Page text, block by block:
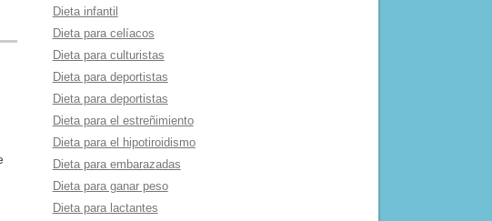
Dieta infantil
Dieta para celí­acos
Dieta para culturistas
Dieta para deportistas
Dieta para deportistas
Dieta para el estreñimiento
Dieta para el hipotiroidismo
Dieta para embarazadas
Dieta para ganar peso
Dieta para lactantes